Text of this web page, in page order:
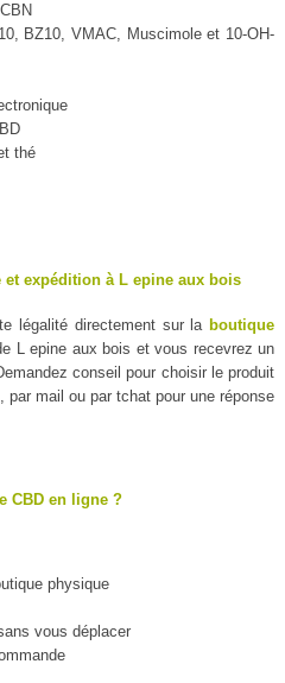
BZ10, VMAC, Muscimole et 10-OH-
thé
et expédition à L epine aux bois
légalité directement sur la boutique
L epine aux bois et vous recevrez un
conseil pour choisir le produit
mail ou par tchat pour une réponse
CBD en ligne ?
physique
vous déplacer